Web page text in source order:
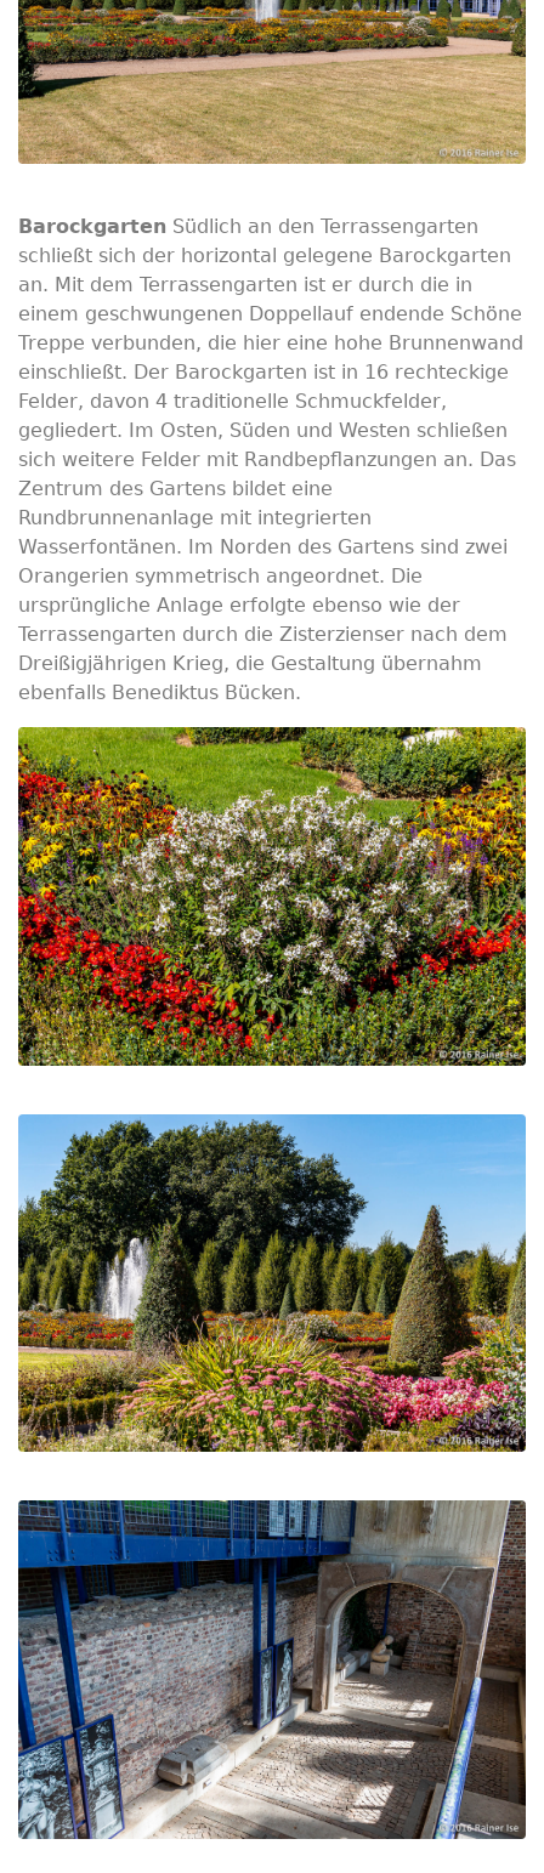
Barockgarten Südlich an den Terrassengarten
schließt sich der horizontal gelegene Barockgarten
an. Mit dem Terrassengarten ist er durch die in
einem geschwungenen Doppellauf endende Schöne
Treppe verbunden, die hier eine hohe Brunnenwand
einschließt. Der Barockgarten ist in 16 rechteckige
Felder, davon 4 traditionelle Schmuckfelder,
gegliedert. Im Osten, Süden und Westen schließen
sich weitere Felder mit Randbepflanzungen an. Das
Zentrum des Gartens bildet eine
Rundbrunnenanlage mit integrierten
Wasserfontänen. Im Norden des Gartens sind zwei
Orangerien symmetrisch angeordnet. Die
ursprüngliche Anlage erfolgte ebenso wie der
Terrassengarten durch die Zisterzienser nach dem
Dreißigjährigen Krieg, die Gestaltung übernahm
ebenfalls Benediktus Bücken.